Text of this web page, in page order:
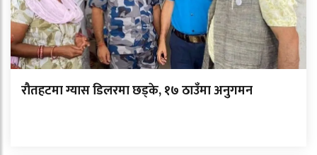
रौतहटमा ग्यास डिलरमा छड्के, १७ ठाउँमा अनुगमन